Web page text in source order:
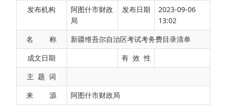
发布机构
阿图什市财政
局
发布日期
2023-09-06
13:02
名 称
新疆维吾尔自治区考试考务费目录清单
成文日期
有 效 性
主 题 词
来 源
阿图什市财政局